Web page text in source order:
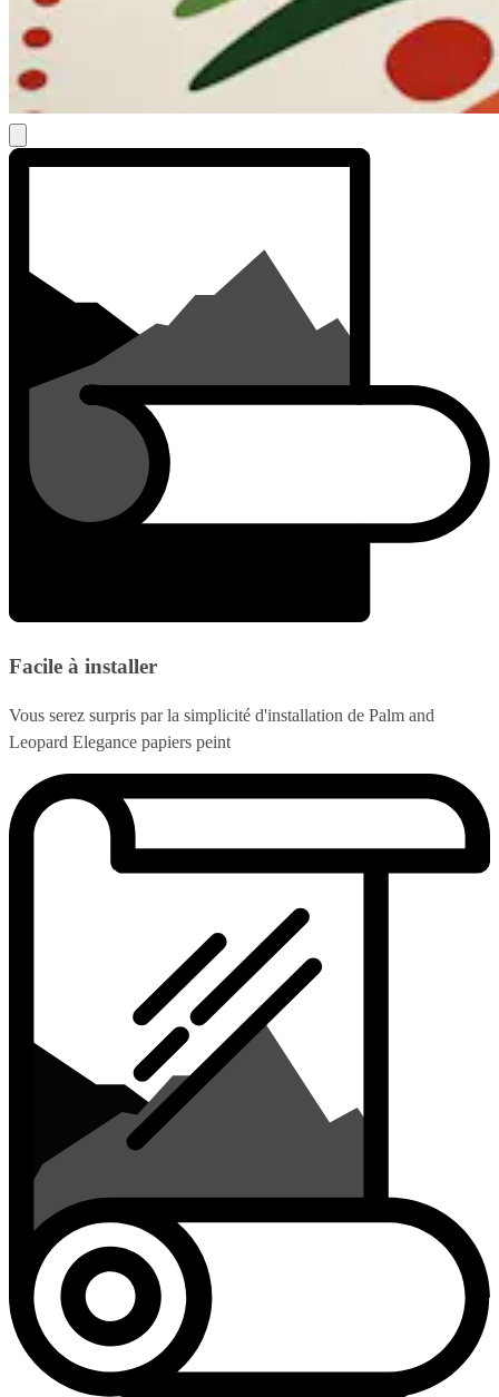
Facile à installer
Vous serez surpris par la simplicité d'installation de Palm and
Leopard Elegance papiers peint